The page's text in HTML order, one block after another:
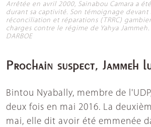
Arrêtée en avril 2000, Sainabou Camara a
durant sa captivité. Son témoignage devant
réconciliation et réparations (TRRC)
charges contre le régime de Yahya
DARBOE
Prochain suspect, Jammeh
Bintou Nyabally, membre de
deux fois en mai 2016. La
mai, elle dit avoir été emmenée